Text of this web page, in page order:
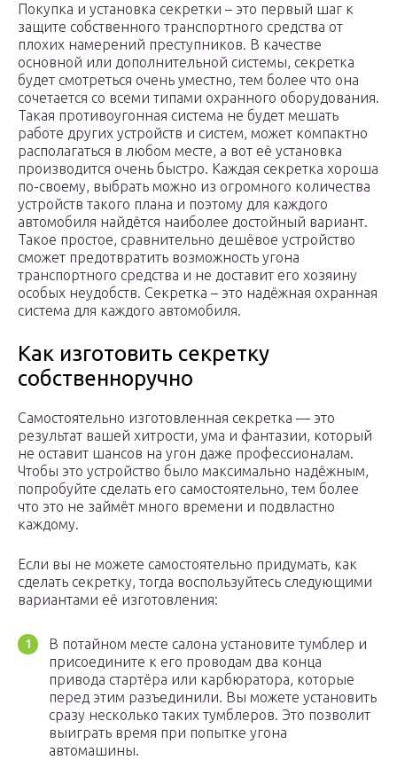
Покупка и установка секретки – это первый шаг к
защите собственного транспортного средства от
плохих намерений преступников. В качестве
основной или дополнительной системы, секретка
будет смотреться очень уместно, тем более что она
сочетается со всеми типами охранного оборудования.
Такая противоугонная система не будет мешать
работе других устройств и систем, может компактно
располагаться в любом месте, а вот её установка
производится очень быстро. Каждая секретка хороша
по-своему, выбрать можно из огромного количества
устройств такого плана и поэтому для каждого
автомобиля найдётся наиболее достойный вариант.
Такое простое, сравнительно дешёвое устройство
сможет предотвратить возможность угона
транспортного средства и не доставит его хозяину
особых неудобств. Секретка – это надёжная охранная
система для каждого автомобиля.
Как изготовить секретку
собственноручно
Самостоятельно изготовленная секретка — это
результат вашей хитрости, ума и фантазии, который
не оставит шансов на угон даже профессионалам.
Чтобы это устройство было максимально надёжным,
попробуйте сделать его самостоятельно, тем более
что это не займёт много времени и подвластно
каждому.
Если вы не можете самостоятельно придумать, как
сделать секретку, тогда воспользуйтесь следующими
вариантами её изготовления:
В потайном месте салона установите тумблер и
присоедините к его проводам два конца
привода стартёра или карбюратора, которые
перед этим разъединили. Вы можете установить
сразу несколько таких тумблеров. Это позволит
выиграть время при попытке угона
автомашины.